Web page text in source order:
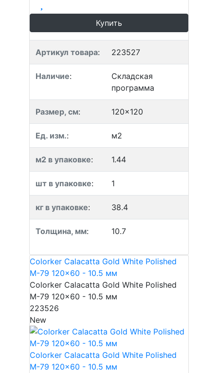
Купить
Артикул товара: 223527
Наличие:
Складская
программа
Размер, см: 120x120
Ед. изм.: м2
м2 в упаковке: 1.44
шт в упаковке: 1
кг в упаковке: 38.4
Толщина, мм: 10.7
Colorker Calacatta Gold White Polished
M-79 120x60 - 10.5 мм
Colorker Calacatta Gold White Polished
M-79 120x60 - 10.5 мм
223526
New
Colorker Calacatta Gold White Polished
M-79 120x60 - 10.5 мм